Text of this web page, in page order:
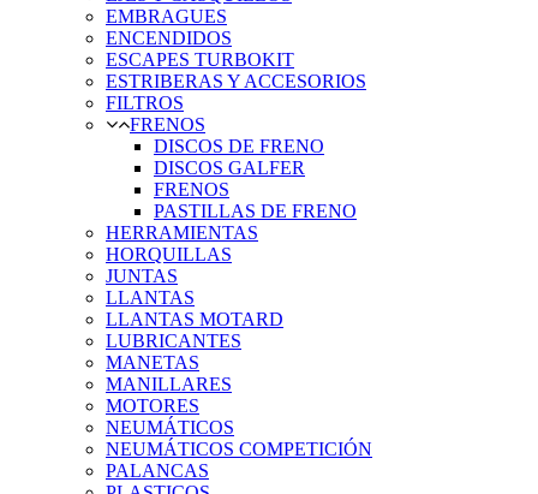
EMBRAGUES
ENCENDIDOS
ESCAPES TURBOKIT
ESTRIBERAS Y ACCESORIOS
FILTROS
FRENOS
DISCOS DE FRENO
DISCOS GALFER
FRENOS
PASTILLAS DE FRENO
HERRAMIENTAS
HORQUILLAS
JUNTAS
LLANTAS
LLANTAS MOTARD
LUBRICANTES
MANETAS
MANILLARES
MOTORES
NEUMÁTICOS
NEUMÁTICOS COMPETICIÓN
PALANCAS